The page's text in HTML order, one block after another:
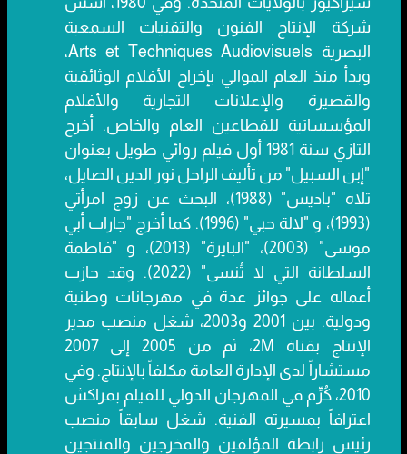
شركة الإنتاج الفنون والتقنيات السمعية
البصرية Arts et Techniques Audiovisuels،
وبدأ منذ العام الموالي بإخراج الأفلام الوثائقية
والقصيرة والإعلانات التجارية والأفلام
المؤسساتية للقطاعين العام والخاص. أخرج
التازي سنة 1981 أول فيلم روائي طويل بعنوان
"إبن السبيل" من تأليف الراحل نور الدين الصايل،
تلاه "باديس" (1988)، البحث عن زوج امرأتي
(1993)، و "لالة حبي" (1996). كما أخرج "جارات أبي
موسى" (2003)، "البايرة" (2013)، و "فاطمة
السلطانة التي لا تُنسى" (2022). وقد حازت
أعماله على جوائز عدة في مهرجانات وطنية
ودولية. بين 2001 و2003، شغل منصب مدير
الإنتاج بقناة 2M، ثم من 2005 إلى 2007
مستشاراً لدى الإدارة العامة مكلفاً بالإنتاج. وفي
2010، كُرِّم في المهرجان الدولي للفيلم بمراكش
اعترافاً بمسيرته الفنية. شغل سابقاً منصب
رئيس رابطة المؤلفين والمخرجين والمنتجين